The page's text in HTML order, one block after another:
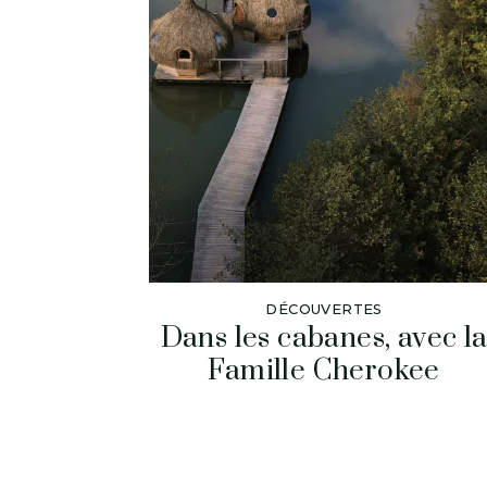
DÉCOUVERTES
Dans les cabanes, avec la
Famille Cherokee